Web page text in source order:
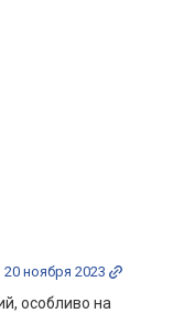
20 ноября 2023
особливо на